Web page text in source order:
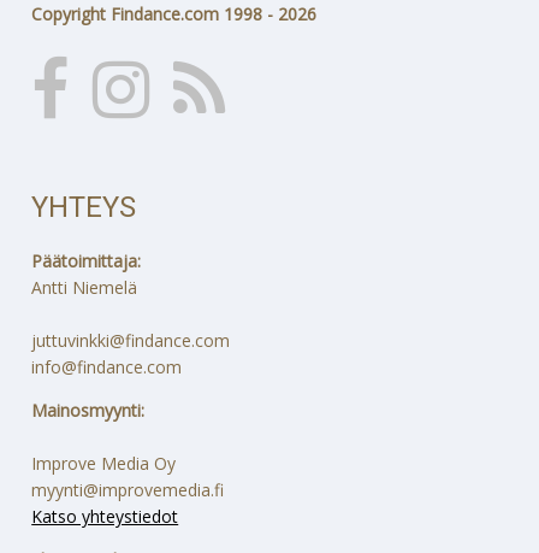
Copyright Findance.com 1998 - 2026
YHTEYS
Päätoimittaja:
Antti Niemelä
juttuvinkki@findance.com
info@findance.com
Mainosmyynti:
Improve Media Oy
myynti@improvemedia.fi
Katso yhteystiedot